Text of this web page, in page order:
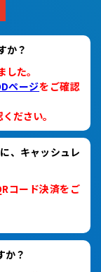
か？
た。
ページをご確認
ださい。
、キャッシュレ
コード決済をご
か？